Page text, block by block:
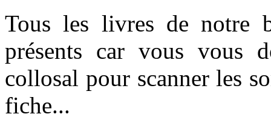
Tous les livres de notre
présents car vous vous
collosal pour scanner les
fiche...